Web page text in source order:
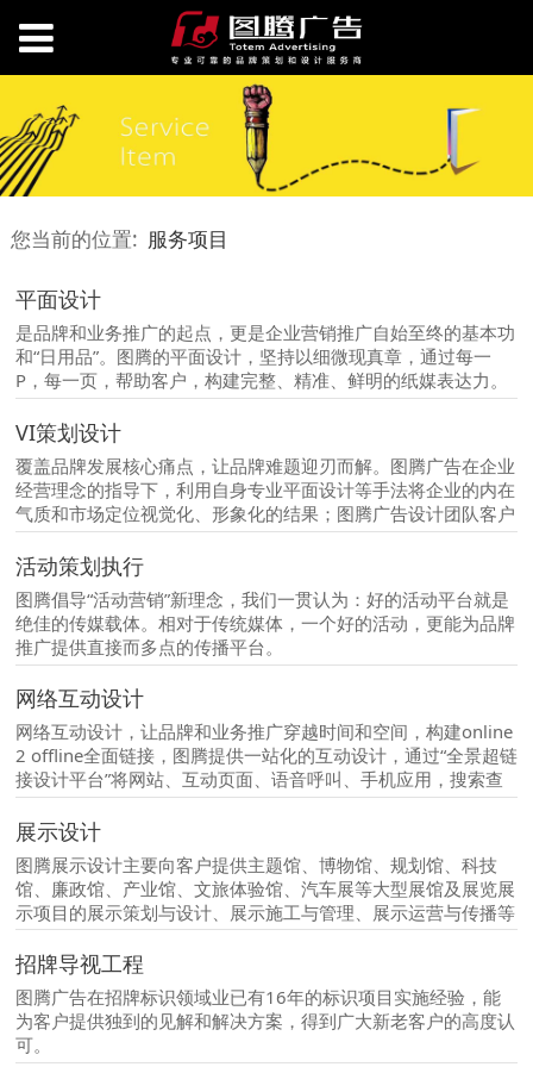
您当前的位置: 服务项目
平面设计
是品牌和业务推广的起点，更是企业营销推广自始至终的基本功
和“日用品”。图腾的平面设计，坚持以细微现真章，通过每一
P，每一页，帮助客户，构建完整、精准、鲜明的纸媒表达力。
VI策划设计
覆盖品牌发展核心痛点，让品牌难题迎刃而解。图腾广告在企业
经营理念的指导下，利用自身专业平面设计等手法将企业的内在
气质和市场定位视觉化、形象化的结果；图腾广告设计团队客户
提供品牌命名、企业形象VI设计、CI导入等全方位品牌识别解决
方案。
活动策划执行
图腾倡导“活动营销”新理念，我们一贯认为：好的活动平台就是
绝佳的传媒载体。相对于传统媒体，一个好的活动，更能为品牌
推广提供直接而多点的传播平台。
网络互动设计
网络互动设计，让品牌和业务推广穿越时间和空间，构建online
2 offline全面链接，图腾提供一站化的互动设计，通过“全景超链
接设计平台”将网站、互动页面、语音呼叫、手机应用，搜索查
询、客户群每一个站点
展示设计
图腾展示设计主要向客户提供主题馆、博物馆、规划馆、科技
馆、廉政馆、产业馆、文旅体验馆、汽车展等大型展馆及展览展
示项目的展示策划与设计、展示施工与管理、展示运营与传播等
全方位解决方案。
招牌导视工程
图腾广告在招牌标识领域业已有16年的标识项目实施经验，能
为客户提供独到的见解和解决方案，得到广大新老客户的高度认
可。